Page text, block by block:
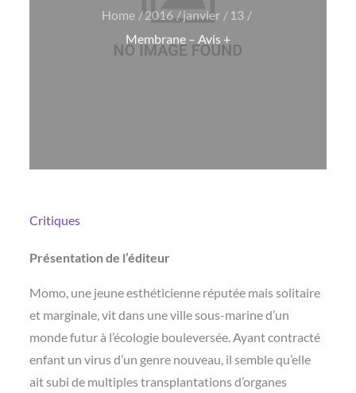
Home 2016 janvier
13
Membrane – Avis +
Critiques
Présentation de l’éditeur
Momo, une jeune esthéticienne réputée mais solitaire
et marginale, vit dans une ville sous-marine d’un
monde futur à l’écologie bouleversée. Ayant contracté
enfant un virus d’un genre nouveau, il semble qu’elle
ait subi de multiples transplantations d’organes